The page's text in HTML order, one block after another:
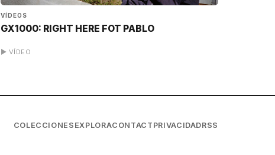
VÍDEOS
GX1000: RIGHT HERE FOT PABLO
▶ VÍDEO
COLECCIONES EXPLORACONTACT PRIVACIDADRSS